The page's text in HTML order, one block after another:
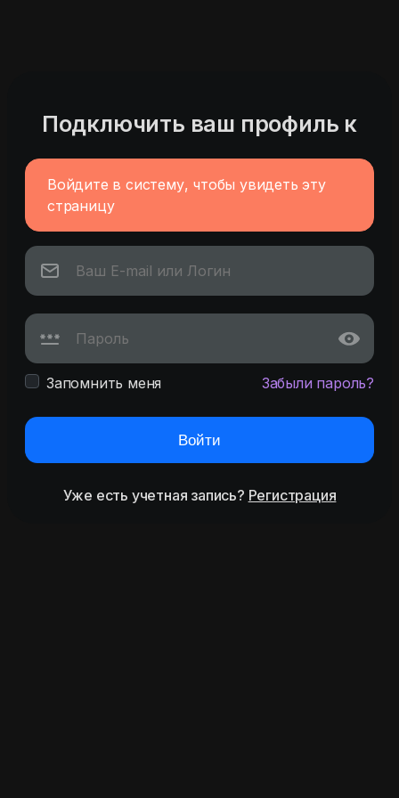
Подключить ваш профиль к
Войдите в систему, чтобы увидеть эту
страницу
Запомнить меня Забыли пароль?
Войти
Уже есть учетная запись? Регистрация